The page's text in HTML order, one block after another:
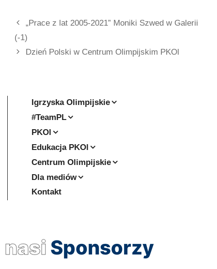
„Prace z lat 2005-2021” Moniki Szwed w Galerii
(-1)
Dzień Polski w Centrum Olimpijskim PKOl
Igrzyska Olimpijskie
#TeamPL
PKOl
Edukacja PKOl
Centrum Olimpijskie
Dla mediów
Kontakt
nasi Sponsorzy